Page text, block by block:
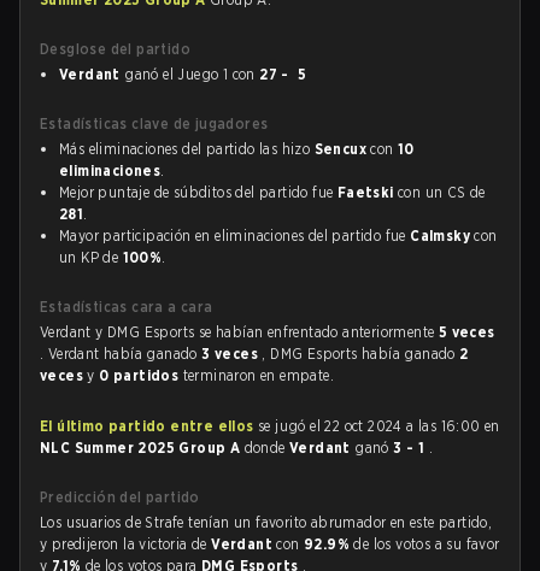
Desglose del partido
Verdant ganó el Juego 1 con 27 - 5
Estadísticas clave de jugadores
Más eliminaciones del partido las hizo Sencux con10
eliminaciones.
Mejor puntaje de súbditos del partido fue Faetski con un CS de
281.
Mayor participación en eliminaciones del partido fue Calmsky con
un KP de 100%.
Estadísticas cara a cara
Verdant y DMG Esports se habían enfrentado anteriormente 5 veces
. Verdant había ganado3 veces , DMG Esports había ganado 2
vecesy 0 partidos terminaron en empate.
El último partido entre ellos se jugó el 22 oct 2024 a las 16:00 en
NLC Summer 2025 Group A dondeVerdant ganó3 - 1 .
Predicción del partido
Los usuarios de Strafe tenían un favorito abrumador en este partido,
y predijeron la victoria deVerdantcon 92.9%de los votos a su favor
y 7.1% de los votos para DMG Esports .